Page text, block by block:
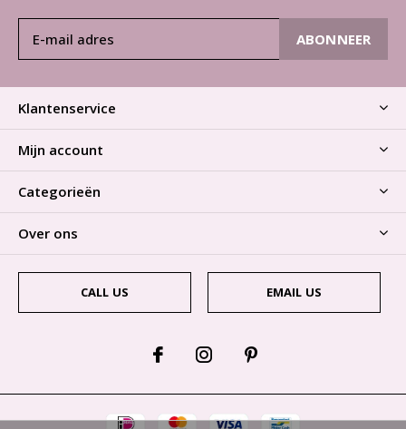
ABONNEER
Klantenservice
Mijn account
Categorieën
Over ons
CALL US EMAIL US